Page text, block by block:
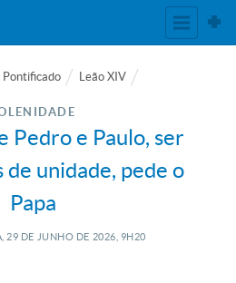
Pontificado Leão XIV
Pedro e Paulo, ser
unidade, pede o
Papa
29 DE JUNHO DE 2026, 9H20